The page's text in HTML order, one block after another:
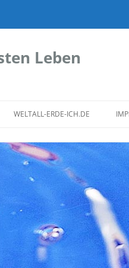
Leben
WELTALL-ERDE-ICH.DE